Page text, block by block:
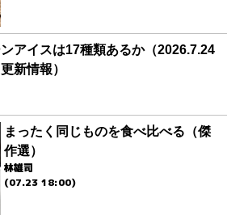
アイスは17種類あるか（2026.7.24
新情報）
まったく同じものを食べ比べる（傑
作選）
林雄司
(07.23 18:00)